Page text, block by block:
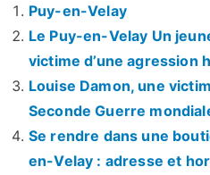
Puy-en-Velay
Le Puy-en-Velay Un
victime d’une agression
Louise Damon, une
Seconde Guerre
Se rendre dans une
en-Velay : adresse et